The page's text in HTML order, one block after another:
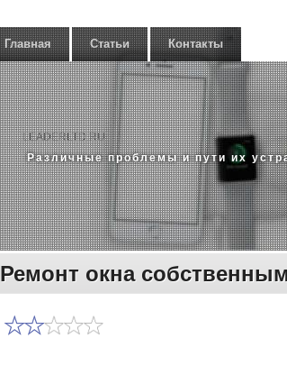
Главная Статьи Контакты
LEADERLTD.RU
Различные проблемы и пути их
Ремонт окна